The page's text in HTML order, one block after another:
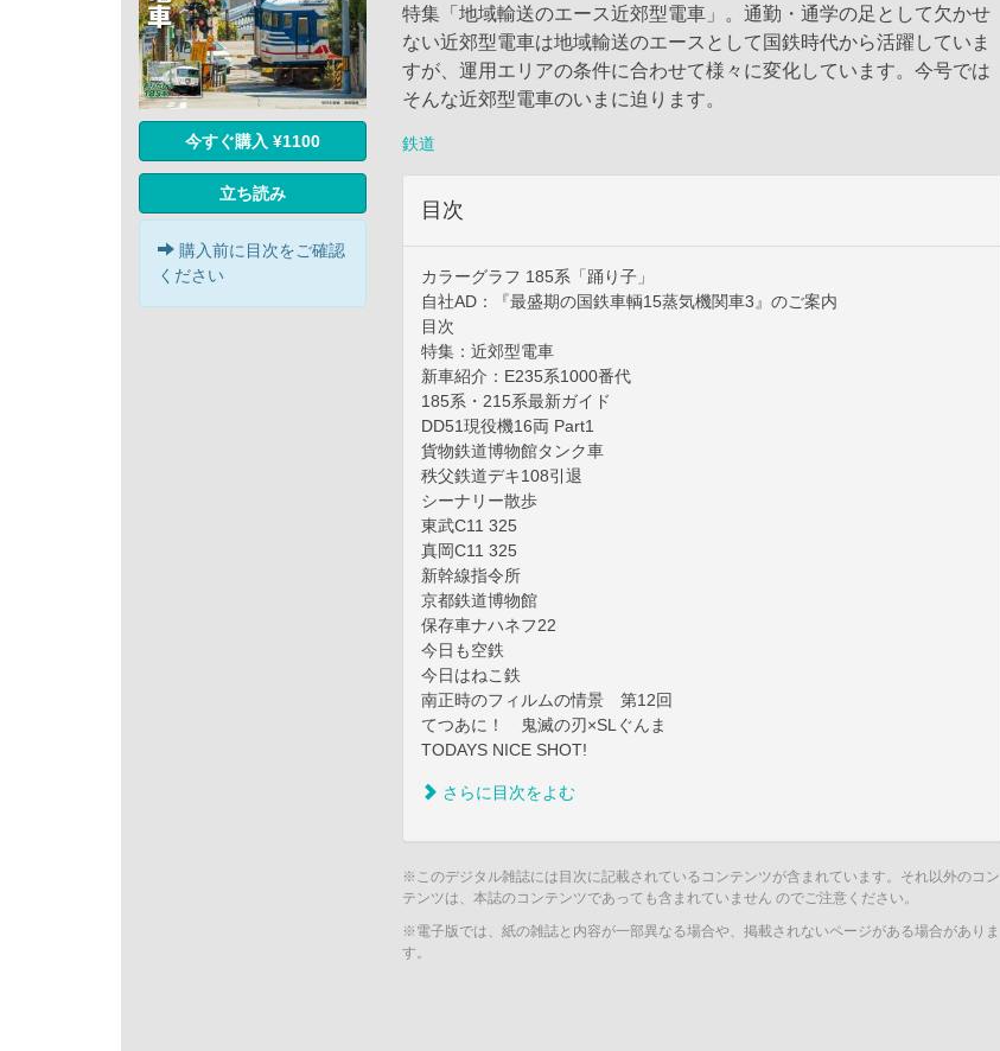
今すぐ購入 ¥1100
立ち読み
購入前に目次をご確認
ください
特集「地域輸送のエース近郊型電車」。通勤・通学の足として欠かせ
ない近郊型電車は地域輸送のエースとして国鉄時代から活躍していま
すが、運用エリアの条件に合わせて様々に変化しています。今号では
そんな近郊型電車のいまに迫ります。
鉄道
目次
カラーグラフ 185系「踊り子」
自社AD：『最盛期の国鉄車輌15蒸気機関車3』のご案内
目次
特集：近郊型電車
新車紹介：E235系1000番代
185系・215系最新ガイド
DD51現役機16両 Part1
貨物鉄道博物館タンク車
秩父鉄道デキ108引退
シーナリー散歩
東武C11 325
真岡C11 325
新幹線指令所
京都鉄道博物館
保存車ナハネフ22
今日も空鉄
今日はねこ鉄
南正時のフィルムの情景 第12回
てつあに！ 鬼滅の刃×SLぐんま
TODAYS NICE SHOT!
さらに目次をよむ
※このデジタル雑誌には目次に記載されているコンテンツが含まれています。それ以外のコン
テンツは、本誌のコンテンツであっても含まれていません のでご注意ください。
※電子版では、紙の雑誌と内容が一部異なる場合や、掲載されないページがある場合がありま
す。